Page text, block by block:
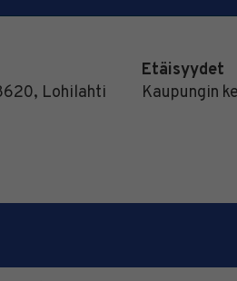
, Lohilahti
Etäisyydet
Kaupungin